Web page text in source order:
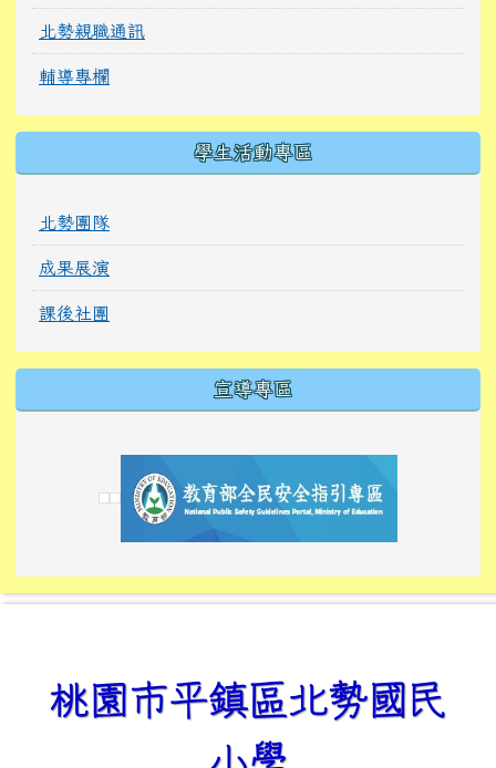
北勢親職通訊
輔導專欄
學生活動專區
北勢團隊
成果展演
課後社團
宣導專區
link to https://
link to https://10000.gov.tw/
link to https://
link to https://10000.gov.tw/
link to https://
link to https://
link to https://i.win.org.tw/
link to https://
link to https://
link to https://
link to https://
桃園市平鎮區北勢國民